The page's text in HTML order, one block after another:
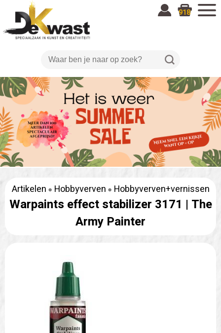
918
Artikelen Hobbyverven Hobbyverven+vernissen
Warpaints effect stabilizer 3171 | The
Army Painter